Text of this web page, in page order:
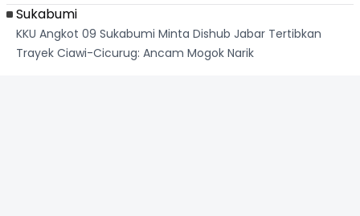
Sukabumi
KKU Angkot 09 Sukabumi Minta Dishub Jabar Tertibkan
Trayek Ciawi-Cicurug: Ancam Mogok Narik